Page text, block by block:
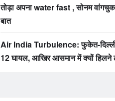
तोड़ा अपना water fast , सोनम वांगचुक
बात
Air India Turbulence: फुकेत-
12 घायल, आखिर आसमान में क्यों हिलने